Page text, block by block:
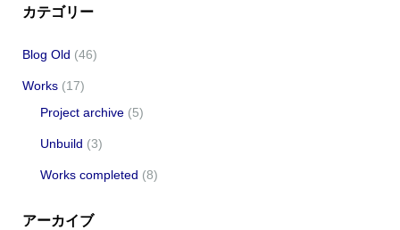
カテゴリー
Blog Old (46)
Works (17)
Project archive (5)
Unbuild (3)
Works completed (8)
アーカイブ